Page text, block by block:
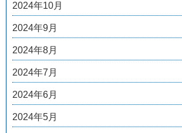
2024年10月
2024年9月
2024年8月
2024年7月
2024年6月
2024年5月